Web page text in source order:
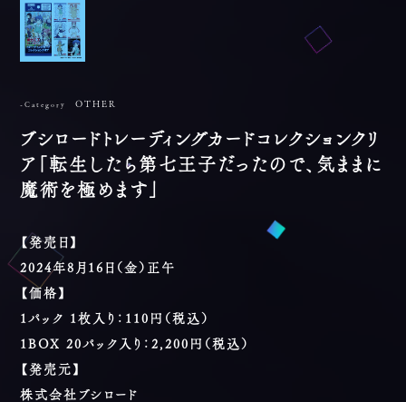
-Category OTHER
ブシロードトレーディングカードコレクションクリ
ア「転生したら第七王子だったので、気ままに
魔術を極めます」
【発売日】
2024年8月16日（金）正午
【価格】
1 パック 1枚入り：110円（税込）
1BOX 20パック入り：2,200円（税込）
【発売元】
株式会社ブシロード